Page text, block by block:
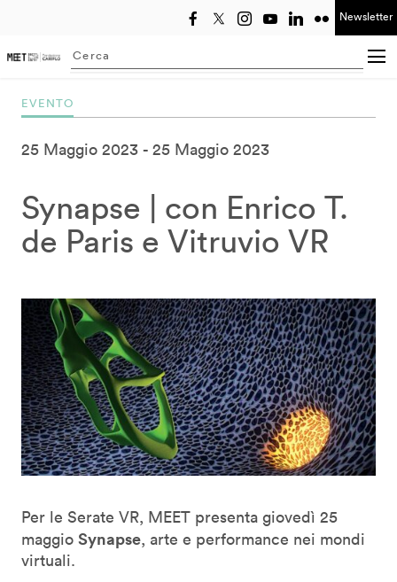
Newsletter
Searching...
EVENTO
25 Maggio 2023 25 Maggio 2023
Synapse | con Enrico T.
de Paris e Vitruvio VR
Per le Serate VR, MEET presenta giovedì 25
maggio Synapse, arte e performance nei mondi
virtuali.